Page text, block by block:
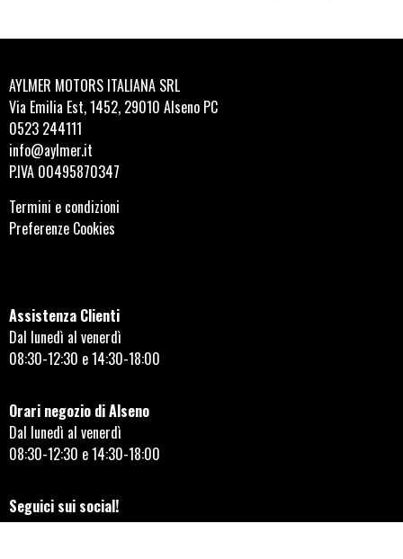
AYLMER MOTORS ITALIANA SRL
Via Emilia Est, 1452, 29010 Alseno PC
0523 244111
info@aylmer.it
P.IVA 00495870347
Termini e condizioni
Preferenze Cookies
Assistenza Clienti
Dal lunedì al venerdì
08:30-12:30 e 14:30-18:00
Orari negozio di Alseno
Dal lunedì al venerdì
08:30-12:30 e 14:30-18:00
Seguici sui social!